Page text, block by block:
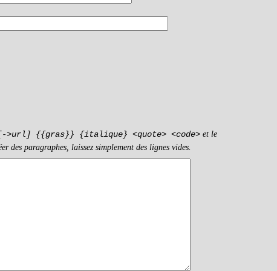
>url] {{gras}} {italique} <quote> <code> et le
des paragraphes, laissez simplement des lignes vides.